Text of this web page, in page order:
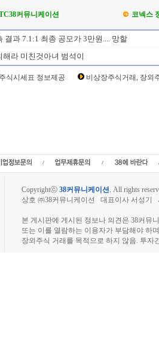
커뮤니케이션 코넥스
결과 7.1:1 최종 공모가 3만원.... 망할
해라 미친것아녀 범석이
식시세표 정보제공
비상장주식거래, 장외
Copyrightⓒ 38커뮤니케이션. All rights
상호 ㈜38커뮤니케이션 대표이사 서성기
본 게시판에 게시된 정보나 의견은 38커뮤
또는 이를 열람하는 이용자가 부담해야 하
장외주식 거래를 목적으로 하지 않음. 투